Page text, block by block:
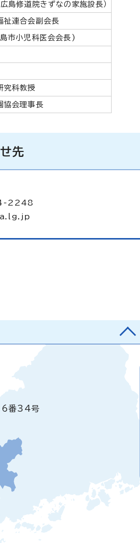
島修道院きずなの家施設長）
祉連合会副会長
市小児科医会会長)
究科教授
協会理事長
先
2248
6番34号